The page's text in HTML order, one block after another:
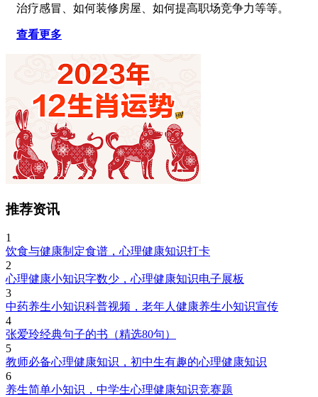
治疗感冒、如何装修房屋、如何提高职场竞争力等等。
查看更多
推荐资讯
1
饮食与健康制定食谱，心理健康知识打卡
2
心理健康小知识字数少，心理健康知识电子展板
3
中药养生小知识科普视频，老年人健康养生小知识宣传
4
张爱玲经典句子的书（精选80句）
5
教师必备心理健康知识，初中生有趣的心理健康知识
6
养生简单小知识，中学生心理健康知识竞赛题